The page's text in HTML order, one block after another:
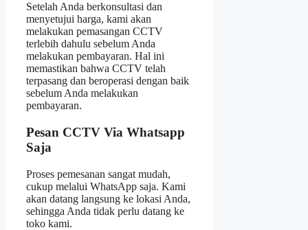
Setelah Anda berkonsultasi dan
menyetujui harga, kami akan
melakukan pemasangan CCTV
terlebih dahulu sebelum Anda
melakukan pembayaran. Hal ini
memastikan bahwa CCTV telah
terpasang dan beroperasi dengan baik
sebelum Anda melakukan
pembayaran.
Pesan CCTV Via Whatsapp
Saja
Proses pemesanan sangat mudah,
cukup melalui WhatsApp saja. Kami
akan datang langsung ke lokasi Anda,
sehingga Anda tidak perlu datang ke
toko kami.